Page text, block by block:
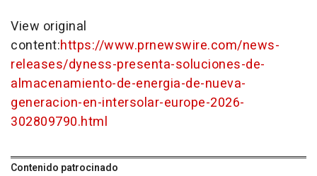
View original
content:https://www.prnewswire.com/news-
releases/dyness-presenta-soluciones-de-
almacenamiento-de-energia-de-nueva-
generacion-en-intersolar-europe-2026-
302809790.html
Contenido patrocinado